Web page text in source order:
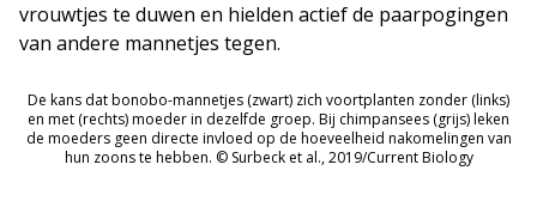
vrouwtjes te duwen en hielden actief de paarpogingen
van andere mannetjes tegen.
De kans dat bonobo-mannetjes (zwart) zich voortplanten zonder (links)
en met (rechts) moeder in dezelfde groep. Bij chimpansees (grijs) leken
de moeders geen directe invloed op de hoeveelheid nakomelingen van
hun zoons te hebben. © Surbeck et al., 2019/Current Biology